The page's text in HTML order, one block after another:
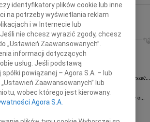
+ szukanie zaawansowane
INNE NEKROLOGI
Marek Pliszkiewicz 05.08.2026
Ze smutkiem żegnamy Profesora Marka...
Marianna Szymańska
Gdyby miłość mogła uzdrawiać a łzy wskrzeszać...
Andrzej Gołaszewski
Z wielkim smutkiem przyjęliśmy wiadomość o...
Andrzej Perzanowski
Z głębokim smutkiem i niedowierzaniem...
identyfikatory plików cookie lub inne
na potrzeby wyświetlania reklam
i w Internecie lub
nie chcesz wyrazić zgody, chcesz
„Ustawień Zaawansowanych”.
informacji dotyczących
usług. Jeśli podstawą
powiązanej – Agora S.A. – lub
Zaawansowanych” lub
wobec którego jest kierowany.
Agora S.A.